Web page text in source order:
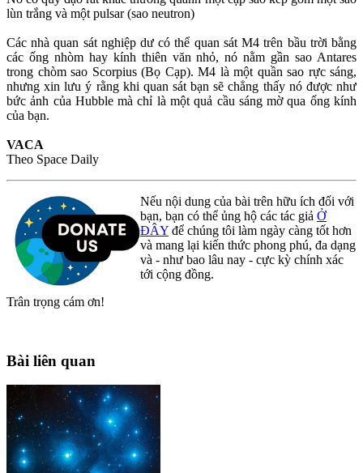
lùn trắng và một pulsar (sao neutron)
Các nhà quan sát nghiệp dư có thể quan sát M4 trên bầu trời bằng
các ống nhòm hay kính thiên văn nhỏ, nó nằm gần sao Antares
trong chòm sao Scorpius (Bọ Cạp). M4 là một quần sao rực sáng,
nhưng xin lưu ý rằng khi quan sát bạn sẽ chẳng thấy nó được như
bức ảnh của Hubble mà chỉ là một quả cầu sáng mờ qua ống kính
của bạn.
VACA
Theo Space Daily
Nếu nội dung của bài trên hữu ích đối với
bạn, bạn có thể ủng hộ các tác giả Ở
ĐÂY để chúng tôi làm ngày càng tốt hơn
và mang lại kiến thức phong phú, đa dạng
và - như bao lâu nay - cực kỳ chính xác
tới cộng đồng.
Trân trọng cám ơn!
Bài liên quan